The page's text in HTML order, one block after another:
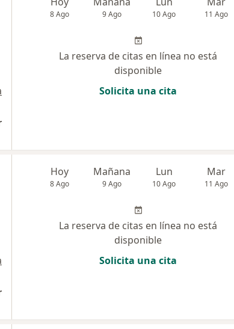
8 Ago 9 Ago 10 Ago 11 Ago
La reserva de citas en línea no está
disponible
Solicita una cita
Hoy
8 Ago
Mañana
9 Ago
Lun
10 Ago
Mar
11 Ago
La reserva de citas en línea no está
disponible
Solicita una cita